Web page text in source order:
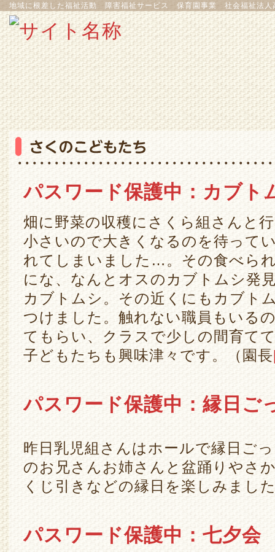
地域に根差した福祉活動 障害福祉サービス 保育園事業 社会福祉法人
パスワード保護中：カブト
畑に野菜の収穫にさくら組さんと
小さいので大きくなるのを待って
れてしまいました…。その食べら
にな、なんとオスのカブトムシ発
カブトムシ。その近くにもカブト
つけました。触れない職員もいる
てもらい、クラスで少しの間育て
子どもたちも興味津々です。（園長
パスワード保護中：縁日ご
昨日乳児組さんはホールで縁日ご
のお兄さんお姉さんと盆踊りやさ
くじ引きなどの縁日を楽しみまし
パスワード保護中：七夕会